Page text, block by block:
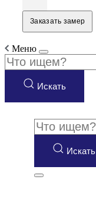
Заказать замер
Меню
Искать
Искать